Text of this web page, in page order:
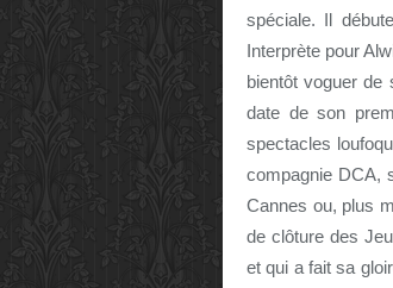
spéciale. Il
Interprète pour
bientôt voguer de
date de son
spectacles
compagnie DCA,
Cannes ou, plus
de clôture des
et qui a fait sa